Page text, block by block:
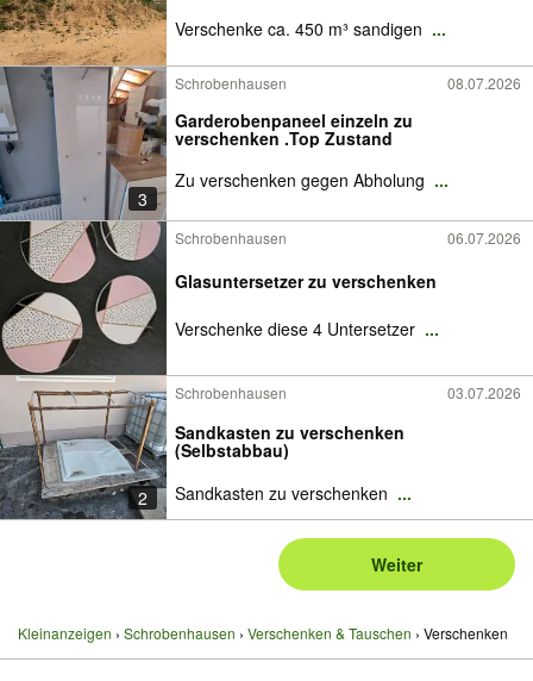
Verschenke ca. 450 m³ sandigen ...
3
Schrobenhausen 08.07.2026
Garderobenpaneel einzeln zu
verschenken .Top Zustand
Zu verschenken gegen Abholung ...
Schrobenhausen 06.07.2026
Glasuntersetzer zu verschenken
Verschenke diese 4 Untersetzer ...
2
Schrobenhausen 03.07.2026
Sandkasten zu verschenken
(Selbstabbau)
Sandkasten zu verschenken ...
Weiter
Kleinanzeigen Schrobenhausen Verschenken & Tauschen Verschenken